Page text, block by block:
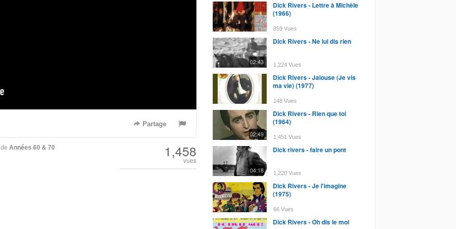
Partage
de Années 60 & 70 1,458
vues
Dick Rivers - Lettre à Michèle
(1966)
859 Vues
02:43
Dick Rivers - Ne lui dis rien
1,224 Vues
Dick Rivers - Jalouse (Je vis
ma vie) (1977)
148 Vues
02:49
Dick Rivers - Rien que toi
(1964)
1,451 Vues
04:18
Dick rivers - faire un pont
1,220 Vues
Dick Rivers - Je l'imagine
(1975)
66 Vues
Dick Rivers - Oh dis le moi